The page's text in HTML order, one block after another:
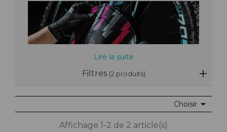
Lire la suite
Filtres (2 produits)
Choisir 
Affichage 1-2 de 2 article(s)